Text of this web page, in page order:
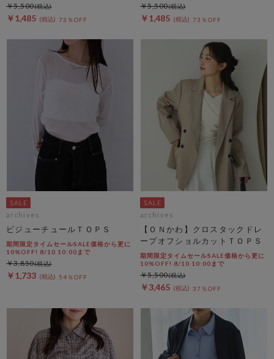
￥1,485 73％OFF
￥5,500
￥1,485 73％OFF
￥5,500
archives
ビジューチュールＴＯＰＳ
期間限定タイムセールSALE価格から更に
10%OFF! 8/10 10:00まで
￥1,733 54％OFF
￥3,850
archives
【ＯＮかわ】クロスタックドレ
ープオフショルカットＴＯＰＳ
期間限定タイムセールSALE価格から更に
10%OFF! 8/10 10:00まで
￥3,465 37％OFF
￥5,500